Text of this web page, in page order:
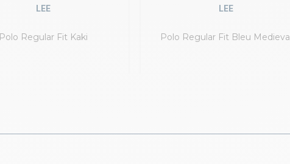
Polo Regular Fit Kaki
LEE
Polo Regular Fit Bleu Medieval
LEE